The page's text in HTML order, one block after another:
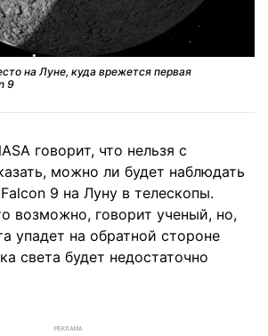
на Луне, куда врежется первая
9
говорит, что нельзя с
можно ли будет наблюдать
9 на Луну в телескопы.
возможно, говорит ученый, но,
упадет на обратной стороне
света будет недостаточно
РЕКЛАМА